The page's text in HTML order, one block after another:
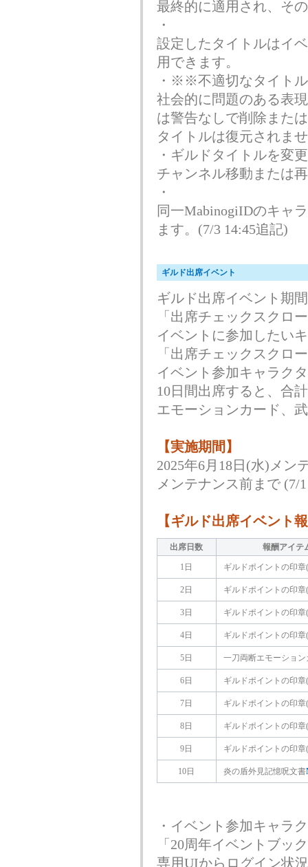
最終的に適用され、そ
・
設定 したタイトルはイ
用できます。
・※※不適切なタイト
社会的に問題のある表
は警告なしで削除また
タイトルは復元されま
・ギルドタイトルを変
チャンネル移動または
・
同一MabinogiIDのキャ
ます。(7/3 14:45追記)
ギルド出席イベント
ギルド出席イベント期
「出席チェックスクロ
イベントに参加したい
「出席チェックスクロ
イベント参加キャラク
10日間出席すると、合
エモーションカード、
【実施期間】
2025年6月18日(水)メン
メンテナンス前まで (7/
【ギルド出席イベント
出席日数 報酬アイテ
1日 ギルドポイントの印章
2日 ギルドポイントの印章
3日 ギルドポイントの印章
4日 ギルドポイントの印章
5日 一刀両断エモーション
6日 ギルドポイントの印章
7日 ギルドポイントの印章
8日 ギルドポイントの印章
9日 ギルドポイントの印章
10日 炎の盾外見記憶呪文書
・イベント参加キャラ
「20周年イベントブッ
専用UIからログイン状